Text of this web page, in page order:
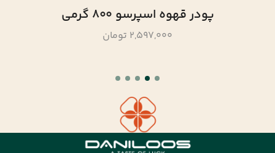
پودر قهوه اسپرسو 800 گرمی
2,597,000 تومان